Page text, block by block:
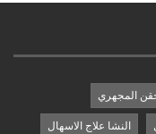
المجهري
النشا علاج الاسهال